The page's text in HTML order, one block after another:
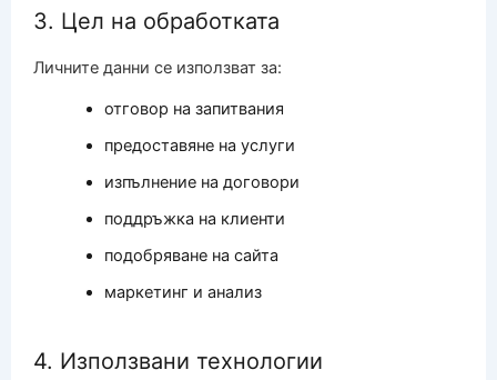
3. Цел на обработката
Личните данни се използват за:
отговор на запитвания
предоставяне на услуги
изпълнение на договори
поддръжка на клиенти
подобряване на сайта
маркетинг и анализ
4. Използвани технологии